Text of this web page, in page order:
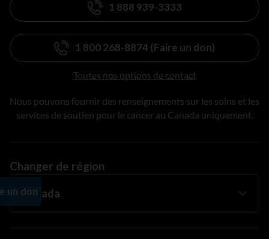
1 888 939-3333
1 800 268-8874 (Faire un don)
Toutes nos options de contact
Nous pouvons fournir des renseignements sur les soins et les
services de soutien pour le cancer au Canada uniquement.
Changer de région